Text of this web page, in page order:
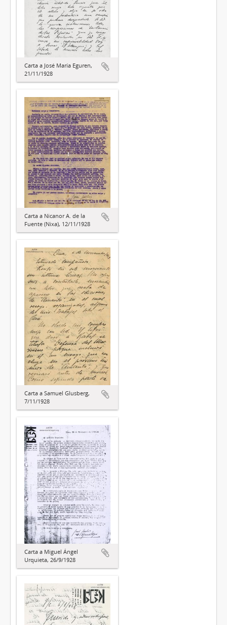
Carta a José María Eguren,
21/11/1928
Carta a Nicanor A. de la
Fuente (Nixa), 12/11/1928
Carta a Samuel Glusberg,
7/11/1928
Carta a Miguel Ángel
Urquieta, 26/9/1928